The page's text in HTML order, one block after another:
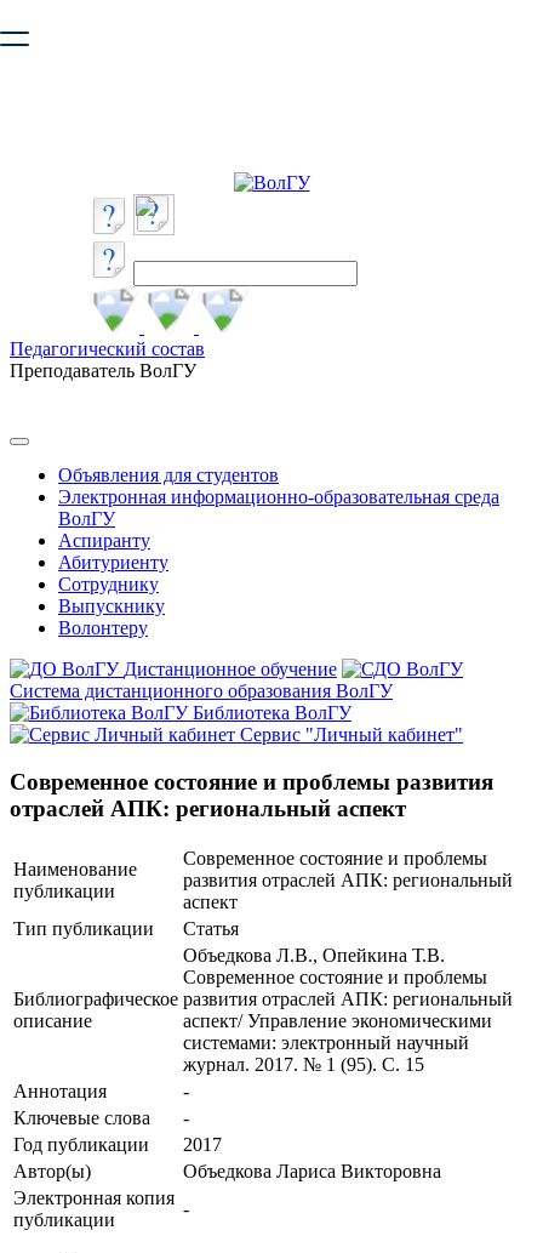
безопасную работу с сайтом. Пожалуйста
Педагогический состав
Преподаватель ВолГУ
Объявления для студентов
Электронная информационно-образовательная среда
ВолГУ
Аспиранту
Абитуриенту
Сотруднику
Выпускнику
Волонтеру
Дистанционное обучение
Система дистанционного образования ВолГУ
Библиотека ВолГУ
Сервис "Личный кабинет"
Современное состояние и проблемы развития
отраслей АПК: региональный аспект
Наименование
публикации
Современное состояние и проблемы
развития отраслей АПК: региональный
аспект
Тип публикации
Статья
Библиографическое
описание
Объедкова Л.В., Опейкина Т.В.
Современное состояние и проблемы
развития отраслей АПК: региональный
аспект/ Управление экономическими
системами: электронный научный
журнал. 2017. № 1 (95). С. 15
Аннотация
-
Ключевые cлова
-
Год публикации
2017
Автор(ы)
Объедкова Лариса Викторовна
Электронная копия
публикации
-